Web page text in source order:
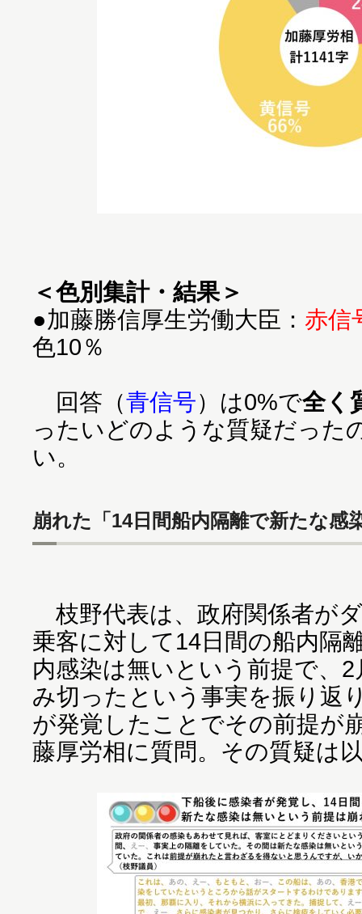
＜色別集計・結果＞
●加藤勝信厚生労働大臣： 赤信
色10％
回答（青信号）は0%で全く
ったいどのような質疑だった
い。
崩れた「14日間船内隔離で新たな感
枝野代表は、政府関係者が
乗客に対して14日間の船内隔
内感染は無いという前提で、
み切ったという事実を振り返
が発覚したことでその前提が
藤厚労相に質問。その質疑は